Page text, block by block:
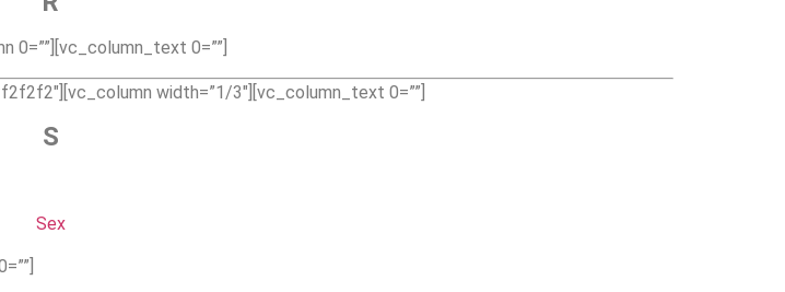
0=””]
width=”1/3″][vc_column_text 0=””]
S
Sex